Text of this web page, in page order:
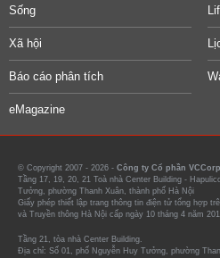
Sống
Xã hội
Báo cáo phân tích
eMagazine
© Copyright 2007 - 2026 - Công ty Cổ phần
Tầng 17, 19, 20, 21 Toà nhà Center Building -
Tưởng, phường Thanh Xuân, thành phố Hà Nội
Giấy phép thiết lập trang thông tin điện tử tổng hợp
và Truyền thông Hà Nội cấp ngày 10 tháng 4 năm
Tầng 21, tòa nhà Center Building.
Địa chỉ: Số 01, phố Nguyễn Huy Tưởng, phường